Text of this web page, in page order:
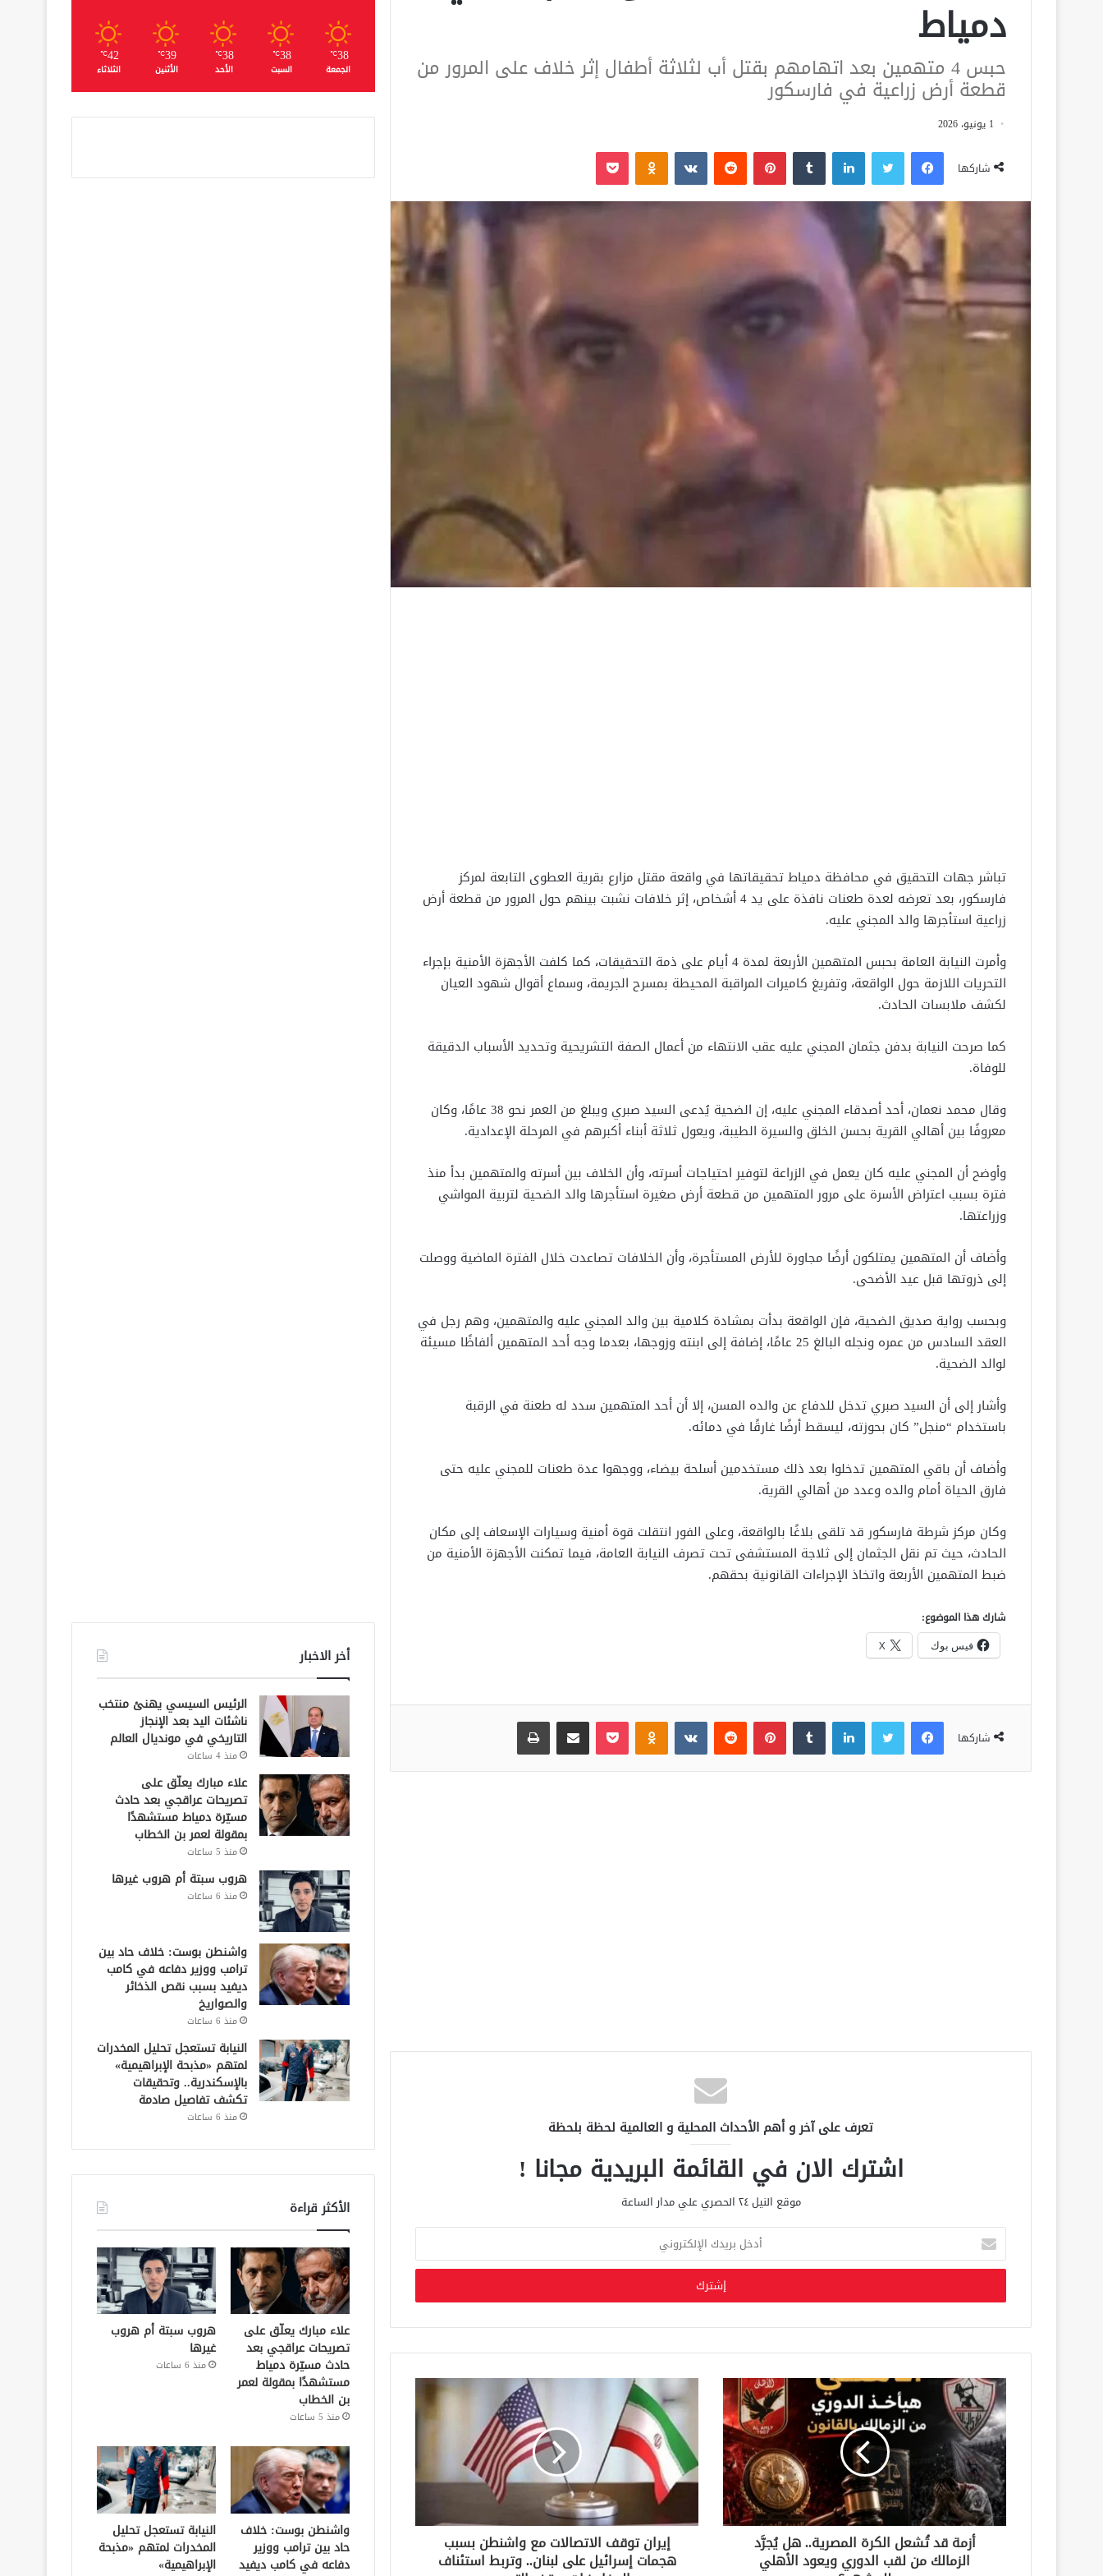
دمياط
حبس 4 متهمين بعد اتهامهم بقتل أب لثلاثة أطفال إثر خلاف على المرور من
قطعة أرض زراعية في فارسكور
1 يونيو، 2026
شاركها
فيسبوك لينكدإن بينتيريست
تباشر جهات التحقيق في محافظة دمياط تحقيقاتها في واقعة مقتل مزارع بقرية العطوى التابعة لمركز
فارسكور، بعد تعرضه لعدة طعنات نافذة على يد 4 أشخاص، إثر خلافات نشبت بينهم حول المرور من قطعة أرض
زراعية استأجرها والد المجني عليه.
وأمرت النيابة العامة بحبس المتهمين الأربعة لمدة 4 أيام على ذمة التحقيقات، كما كلفت الأجهزة الأمنية بإجراء
التحريات اللازمة حول الواقعة، وتفريغ كاميرات المراقبة المحيطة بمسرح الجريمة، وسماع أقوال شهود العيان
لكشف ملابسات الحادث.
كما صرحت النيابة بدفن جثمان المجني عليه عقب الانتهاء من أعمال الصفة التشريحية وتحديد الأسباب الدقيقة
للوفاة.
وقال محمد نعمان، أحد أصدقاء المجني عليه، إن الضحية يُدعى السيد صبري ويبلغ من العمر نحو 38 عامًا، وكان
معروفًا بين أهالي القرية بحسن الخلق والسيرة الطيبة، ويعول ثلاثة أبناء أكبرهم في المرحلة الإعدادية.
وأوضح أن المجني عليه كان يعمل في الزراعة لتوفير احتياجات أسرته، وأن الخلاف بين أسرته والمتهمين بدأ منذ
فترة بسبب اعتراض الأسرة على مرور المتهمين من قطعة أرض صغيرة استأجرها والد الضحية لتربية المواشي
وزراعتها.
وأضاف أن المتهمين يمتلكون أرضًا مجاورة للأرض المستأجرة، وأن الخلافات تصاعدت خلال الفترة الماضية ووصلت
إلى ذروتها قبل عيد الأضحى.
وبحسب رواية صديق الضحية، فإن الواقعة بدأت بمشادة كلامية بين والد المجني عليه والمتهمين، وهم رجل في
العقد السادس من عمره ونجله البالغ 25 عامًا، إضافة إلى ابنته وزوجها، بعدما وجه أحد المتهمين ألفاظًا مسيئة
لوالد الضحية.
وأشار إلى أن السيد صبري تدخل للدفاع عن والده المسن، إلا أن أحد المتهمين سدد له طعنة في الرقبة
باستخدام “منجل” كان بحوزته، ليسقط أرضًا غارقًا في دمائه.
وأضاف أن باقي المتهمين تدخلوا بعد ذلك مستخدمين أسلحة بيضاء، ووجهوا عدة طعنات للمجني عليه حتى
فارق الحياة أمام والده وعدد من أهالي القرية.
وكان مركز شرطة فارسكور قد تلقى بلاغًا بالواقعة، وعلى الفور انتقلت قوة أمنية وسيارات الإسعاف إلى مكان
الحادث، حيث تم نقل الجثمان إلى ثلاجة المستشفى تحت تصرف النيابة العامة، فيما تمكنت الأجهزة الأمنية من
ضبط المتهمين الأربعة واتخاذ الإجراءات القانونية بحقهم.
شارك هذا الموضوع:
فيس بوك X
شاركها
فيسبوك لينكدإن بينتيريست بوكيت
تعرف على آخر و أهم الأحداث المحلية و العالمية لحظة بلحظة
اشترك الان في القائمة البريدية مجانا !
موقع النيل ٢٤ الحصري علي مدار الساعة
خ
ب
د
ك
ا
ل
إ
ل
ك
ت
ر
و
ن
أزمة قد تُشعل الكرة المصرية.. هل يُجرَّد
الزمالك من لقب الدوري ويعود الأهلي
إيران توقف الاتصالات مع واشنطن بسبب
هجمات إسرائيل على لبنان.. وتربط استئناف
38
℃
الجمعة
38
℃
السبت
38
℃
الأحد
39
℃
الأثنين
42
℃
الثلاثاء
أخر الاخبار
الرئيس السيسي يهنئ منتخب
ناشئات اليد بعد الإنجاز
التاريخي في مونديال العالم
منذ 4 ساعات
علاء مبارك يعلّق على
تصريحات عراقجي بعد حادث
مسيّرة دمياط مستشهدًا
بمقولة لعمر بن الخطاب
منذ 5 ساعات
هروب سبتة أم هروب غيرها
منذ 6 ساعات
واشنطن بوست: خلاف حاد بين
ترامب ووزير دفاعه في كامب
ديفيد بسبب نقص الذخائر
والصواريخ
منذ 6 ساعات
النيابة تستعجل تحليل المخدرات
لمتهم «مذبحة الإبراهيمية»
بالإسكندرية.. وتحقيقات
تكشف تفاصيل صادمة
منذ 6 ساعات
الأكثر قراءة
علاء مبارك يعلّق على
تصريحات عراقجي بعد
حادث مسيّرة دمياط
مستشهدًا بمقولة لعمر
بن الخطاب
منذ 5 ساعات
هروب سبتة أم هروب
غيرها
منذ 6 ساعات
واشنطن بوست: خلاف
حاد بين ترامب ووزير
دفاعه في كامب ديفيد
النيابة تستعجل تحليل
المخدرات لمتهم «مذبحة
الإبراهيمية»